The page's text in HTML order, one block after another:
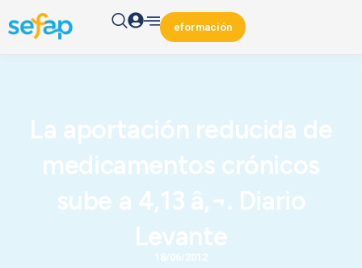
eformación
La aportación reducida de
medicamentos crónicos
sube a 4,13 â‚¬. Diario
Levante
18/06/2012